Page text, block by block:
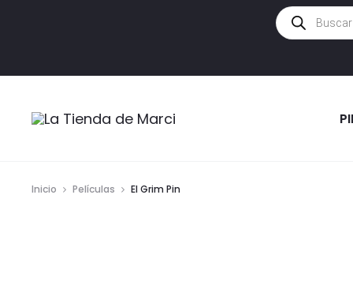
Búsqueda
de
productos
Inicio Películas El Grim Pin